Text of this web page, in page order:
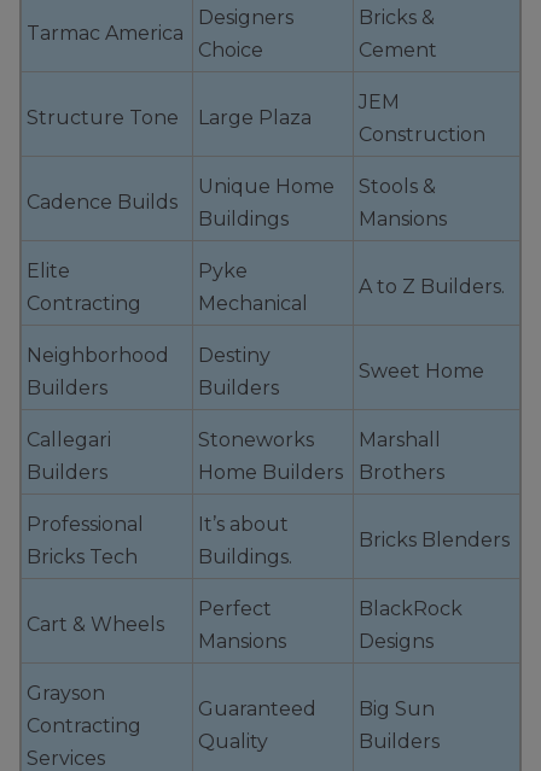
Tarmac America
Designers
Choice
Bricks &
Cement
Structure Tone Large Plaza
JEM
Construction
Cadence Builds
Unique Home
Buildings
Stools &
Mansions
Elite
Contracting
Pyke
Mechanical
A to Z Builders.
Neighborhood
Builders
Destiny
Builders
Sweet Home
Callegari
Builders
Stoneworks
Home Builders
Marshall
Brothers
Professional
Bricks Tech
It’s about
Buildings.
Bricks Blenders
Cart & Wheels
Perfect
Mansions
BlackRock
Designs
Grayson
Contracting
Services
Guaranteed
Quality
Big Sun
Builders